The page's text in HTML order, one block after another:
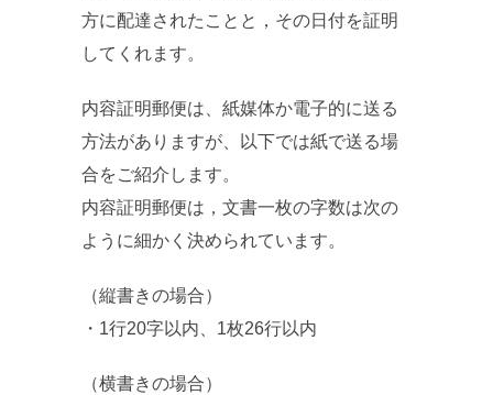
方に配達されたことと，その日付を証明
してくれます。
内容証明郵便は、紙媒体か電子的に送る
方法がありますが、以下では紙で送る場
合をご紹介します。
内容証明郵便は，文書一枚の字数は次の
ように細かく決められています。
（縦書きの場合）
・1行20字以内、1枚26行以内
（横書きの場合）